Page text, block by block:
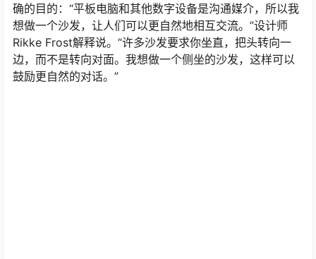
确的目的：“平板电脑和其他数字设备是沟通媒介，所以我
想做一个沙发，让人们可以更自然地相互交流。”设计师
Rikke Frost解释说。“许多沙发要求你坐直，把头转向一
边，而不是转向对面。我想做一个侧坐的沙发，这样可以
鼓励更自然的对话。”